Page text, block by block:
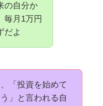
の自分か
毎月1万円
だよ
「投資を始めて
」と言われる自